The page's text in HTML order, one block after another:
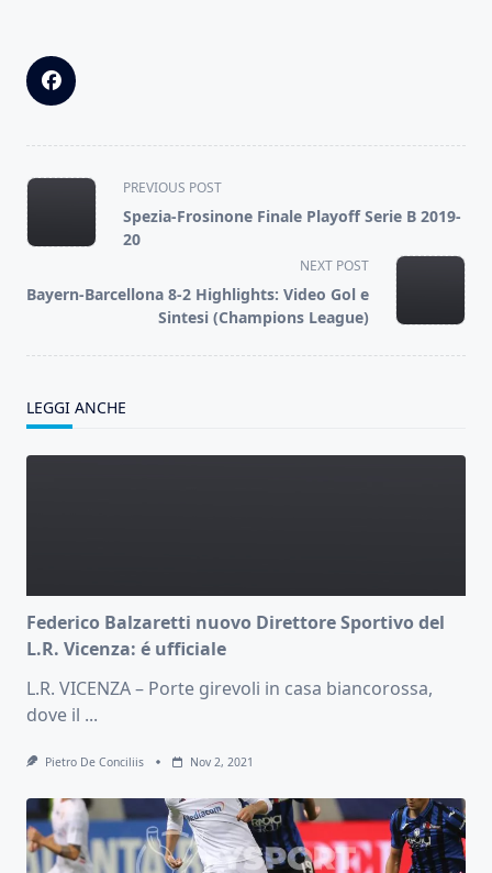
<span
class="nav-
subtitle
reader-
text">Page</span>
PREVIOUS POST
Spezia-Frosinone Finale Playoff Serie B 2019-
20
NEXT POST
Bayern-Barcellona 8-2 Highlights: Video Gol e
Sintesi (Champions League)
LEGGI ANCHE
Federico Balzaretti nuovo Direttore Sportivo del
L.R. Vicenza: é ufficiale
L.R. VICENZA – Porte girevoli in casa biancorossa,
dove il ...
Pietro De Conciliis Nov 2, 2021